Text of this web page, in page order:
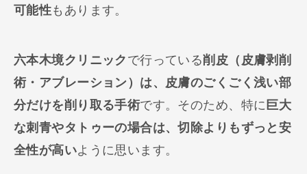
可能性もあります。
六本木境クリニックで行っている削皮（皮膚剥削
術・アブレーション）は、皮膚のごくごく浅い部
分だけを削り取る手術です。そのため、特に巨大
な刺青やタトゥーの場合は、切除よりもずっと安
全性が高いように思います。